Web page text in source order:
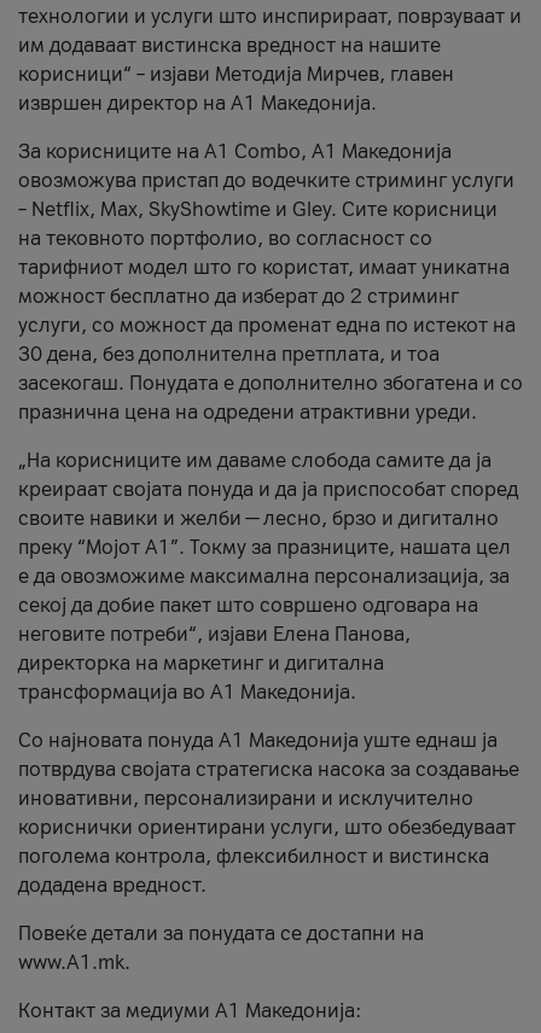
технологии и услуги што инспирираат, поврзуваат и
им додаваат вистинска вредност на нашите
корисници“ – изјави Методија Мирчев, главен
извршен директор на А1 Македонија.
За корисниците на A1 Combo, А1 Македонија
овозможува пристап до водечките стриминг услуги
– Netflix, Max, SkyShowtime и Gley. Сите корисници
на тековното портфолио, во согласност со
тарифниот модел што го користат, имаат уникатна
можност бесплатно да изберат до 2 стриминг
услуги, со можност да променат една по истекот на
30 дена, без дополнителна претплата, и тоа
засекогаш. Понудата е дополнително збогатена и со
празнична цена на одредени атрактивни уреди.
„На корисниците им даваме слобода самите да ја
креираат својата понуда и да ја приспособат според
своите навики и желби — лесно, брзо и дигитално
преку “Мојот А1”. Токму за празниците, нашата цел
е да овозможиме максимална персонализација, за
секој да добие пакет што совршено одговара на
неговите потреби“, изјави Елена Панова,
директорка на маркетинг и дигитална
трансформација во А1 Македонија.
Со најновата понуда А1 Македонија уште еднаш ја
потврдува својата стратегиска насока за создавање
иновативни, персонализирани и исклучително
кориснички ориентирани услуги, што обезбедуваат
поголема контрола, флексибилност и вистинска
додадена вредност.
Повеќе детали за понудата се достапни на
www.А1.mk.
Контакт за медиуми А1 Македонија: